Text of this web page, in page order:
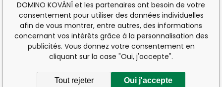
DOMINO KOVÁNÍ et les partenaires ont besoin de votre
consentement pour utiliser des données individuelles
afin de vous montrer, entre autres, des informations
concernant vos intérêts grâce à la personnalisation des
publicités. Vous donnez votre consentement en
cliquant sur la case "Oui, j'accepte".
Tout rejeter Oui j'accepte